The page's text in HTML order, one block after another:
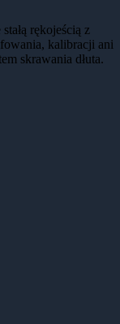
rękojeścią z
kalibracji ani
skrawania dłuta.